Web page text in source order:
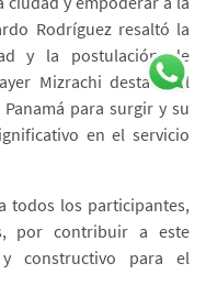
Rodríguez resaltó la
y la postulación de
Mizrachi destacó el
para surgir y su
en el servicio
todos los participantes,
por contribuir a este
constructivo para el